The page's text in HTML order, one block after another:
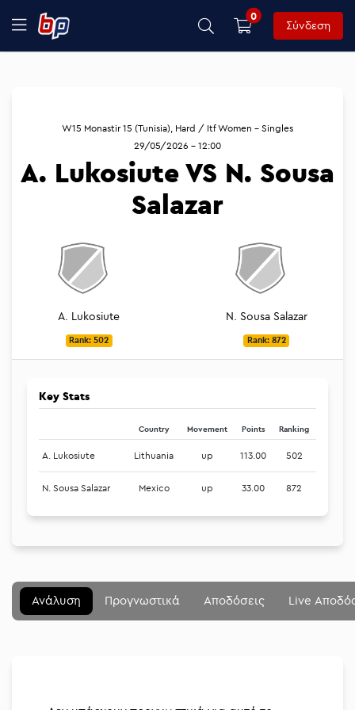
0
Σύνδεση
A. Lukosiute
Rank: 502
W15 Monastir 15 (Tunisia), Hard / Itf Women - Singles
29/05/2026 - 12:00
A. Lukosiute VS N. Sousa
Salazar
N. Sousa Salazar
Rank: 872
Key Stats
Country Movement Points Ranking
A. Lukosiute Lithuania up 113.00 502
N. Sousa Salazar Mexico up 33.00 872
Ανάλυση Προγνωστικά Αποδόσεις Live
Μενού Κλείσιμο
Αναλύσεις